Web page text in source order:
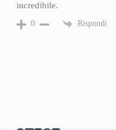
incredibile.
0 Rispondi